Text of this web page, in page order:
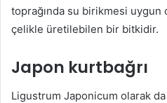
toprağında su birikmesi uygun
çelikle üretilebilen bir bitkidir.
Japon kurtbağrı
Ligustrum Japonicum olarak